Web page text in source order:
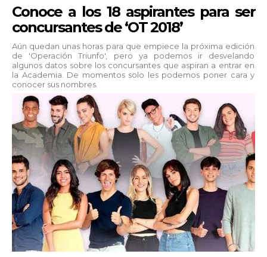
Conoce a los 18 aspirantes para ser
concursantes de ‘OT 2018’
Aún quedan unas horas para que empiece la próxima edición
de 'Operación Triunfo', pero ya podemos ir desvelando
algunos datos sobre los concursantes que aspiran a entrar en
la Academia. De momentos solo les podemos poner cara y
conocer sus nombres.